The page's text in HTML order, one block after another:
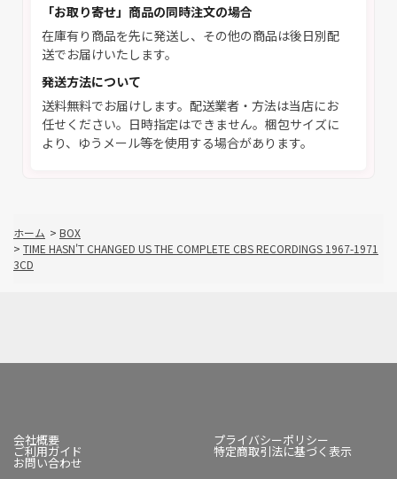
「お取り寄せ」商品の同時注文の場合
在庫有り商品を先に発送し、その他の商品は後日別配
送でお届けいたします。
発送方法について
送料無料でお届けします。配送業者・方法は当店にお
任せください。日時指定はできません。梱包サイズに
より、ゆうメール等を使用する場合があります。
ホーム > BOX
> TIME HASN'T CHANGED US THE COMPLETE CBS RECORDINGS 1967-1971
3CD
会社概要 プライバシーポリシー
ご利用ガイド 特定商取引法に基づく表示
お問い合わせ